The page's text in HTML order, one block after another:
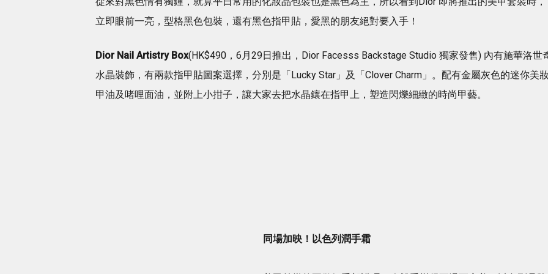
立即眼前一亮，型格黑色包裝，還有黑色指甲貼，愛黑的朋友絕對要入手！
Dior Nail Artistry Box(HK$490，6月29日推出，Dior Facesss Backstage Studio 獨家發售) 內有施華洛世
水晶裝飾，有兩款指甲貼圖案選擇，分別是「Lucky Star」及「Clover Charm」。配有金屬灰色的迷你美
甲油及啫哩面油，並附上小拑子，讓大家去把水晶鑲在指甲上，塑造閃爍細緻的時尚甲藝。
同場加映！以色列潤手霜